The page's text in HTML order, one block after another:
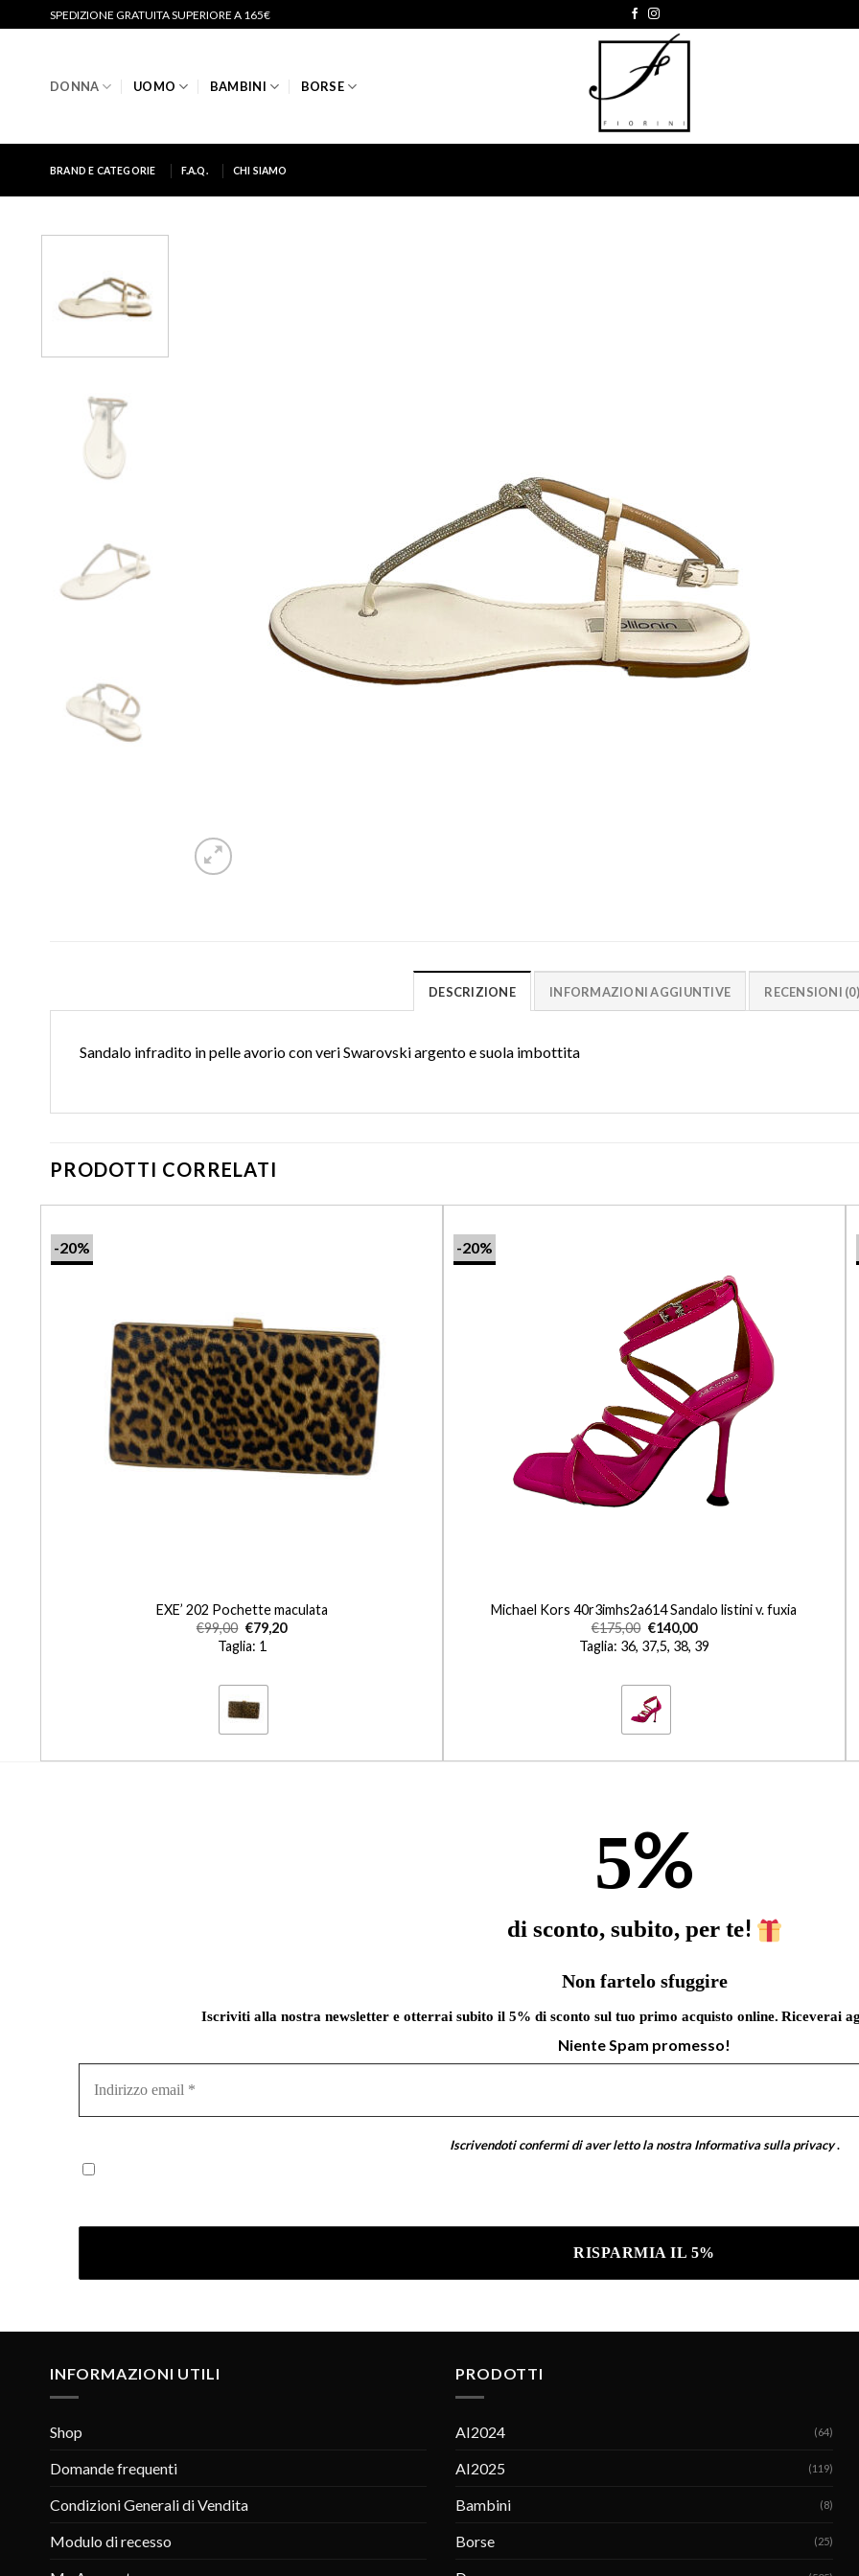
SPEDIZIONE GRATUITA SUPERIORE A 165€
DONNA UOMO BAMBINI BORSE
BRAND E CATEGORIE F.A.Q. CHI SIAMO
DESCRIZIONE INFORMAZIONI AGGIUNTIVE RECENSIONI (0)
Sandalo infradito in pelle avorio con veri Swarovski argento e suola imbottita
PRODOTTI CORRELATI
-20%
EXE’ 202 Pochette maculata
€99,00 €79,20
Taglia: 1
-20%
Michael Kors 40r3imhs2a614 Sandalo listini v. fuxia
€175,00 €140,00
Taglia: 36, 37,5, 38, 39
5%
di sconto, subito, per te!
Non fartelo sfuggire
Iscriviti alla nostra newsletter e otterrai subito il 5% di sconto sul tuo primo acquisto online. Riceverai
Niente Spam promesso!
email
Iscrivendoti confermi di aver letto la nostraInformativa sulla privacy .
INFORMAZIONI UTILI
Shop
Domande frequenti
Condizioni Generali di Vendita
Modulo di recesso
PRODOTTI
AI2024 (64)
AI2025 (119)
Bambini (8)
Borse (25)